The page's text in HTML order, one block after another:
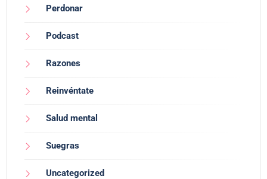
Perdonar
Podcast
Razones
Reinvéntate
Salud mental
Suegras
Uncategorized